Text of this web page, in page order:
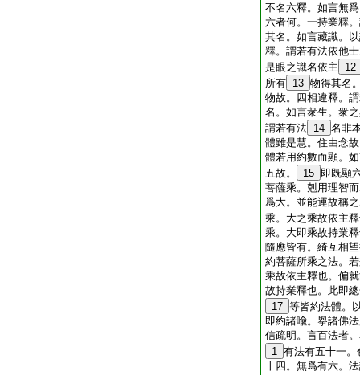
不名六釋。如言無
六者何。一持業釋
其名。如言藏識。
釋。謂若有法依他
是眼之識名依主
12
所有 13 物得其名
物故。四相違釋。
名。如言衆生。衆
謂若有法 14 名非
體雖是慧。住由念
體若用約數而顯。
五故。
15 即既顯
菩薩乘。剋用理智
爲大。並能運故稱
乘。大之乘故依主
乘。大即乘故持業
隨應皆有。綺互相
約菩薩所乘之法。
乘故依主釋也。偏
故持業釋也。此即
17 等皆約法體。
即約諸喩。擧諸佛
信疏明。言百法者
1 有法有五十一
十四。無爲有六。